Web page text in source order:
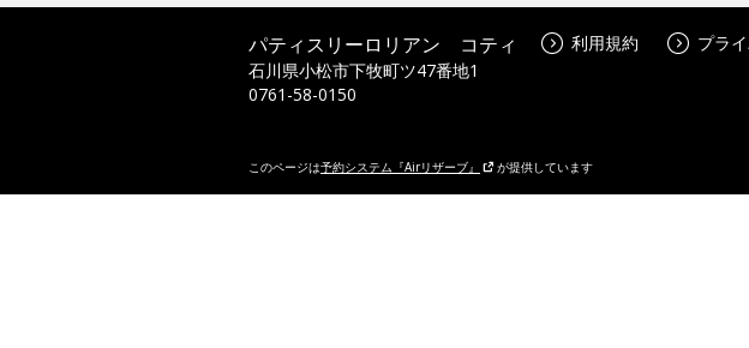
パティスリーロリアン コティ
石川県小松市下牧町ツ47番地1
0761-58-0150
利用規約 プラ
このページは予約システム『Airリザーブ』 が提供しています